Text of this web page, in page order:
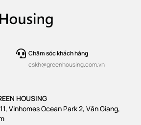
Chăm sóc khách hàng
cskh@greenhousing.com.vn
HOUSING
Vinhomes Ocean Park 2, Văn Giang,